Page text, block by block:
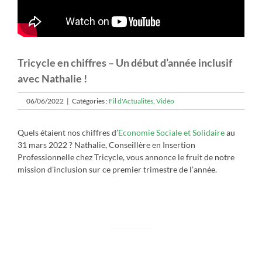
Tricycle en chiffres – Un début d’année inclusif
avec Nathalie !
06/06/2022 | Catégories : Fil d'Actualités Vidéo
Quels étaient nos chiffres d’Economie Sociale et Solidaireau
31 mars 2022 ? Nathalie, Conseillère en Insertion
Professionnelle chez Tricycle, vous annonce le fruit de notre
mission d’inclusion sur ce premier trimestre de l’année.